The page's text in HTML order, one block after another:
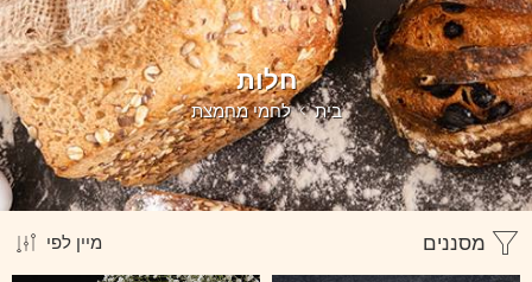
חלות
בית לחמי מחמצת
מסננים מיין לפי